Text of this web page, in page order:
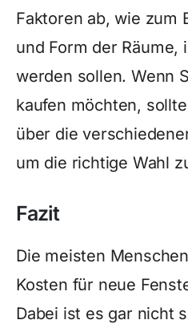
Faktoren ab, wie zum
und Form der Räume,
werden sollen. Wenn
kaufen möchten,
über die
um die richtige Wahl
Fazit
Die meisten
Kosten für neue
Dabei ist es gar nicht